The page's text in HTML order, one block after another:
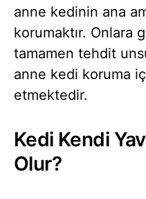
anne kedinin ana
korumaktır. Onlara
tamamen tehdit
anne kedi koruma
etmektedir.
Kedi Kendi
Olur?